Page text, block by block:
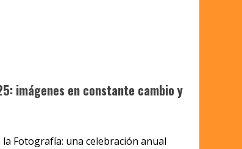
imágenes en constante cambio y
Fotografía: una celebración anual